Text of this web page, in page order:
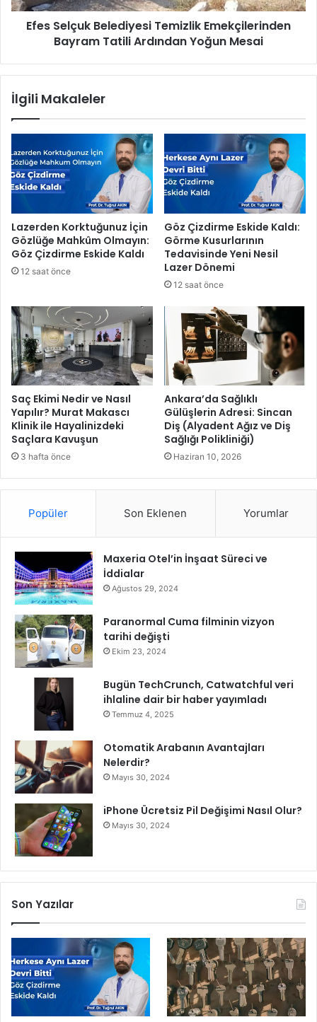
p
n
o
n
a
o
ğ
r
u
s
i
T
i
z
i
E
m
e
k
ç
i
l
e
r
i
n
a
m
T
a
n
d
a
n
o
ğ
u
n
M
e
Efes Selçuk Belediyesi Temizlik Emekçilerinden
Bayram Tatili Ardından Yoğun Mesai
İlgili Makaleler
Lazerden Korktuğunuz İçin
Gözlüğe Mahkûm Olmayın:
Göz Çizdirme Eskide Kaldı
12 saat önce
Göz Çizdirme Eskide Kaldı:
Görme Kusurlarının
Tedavisinde Yeni Nesil
Lazer Dönemi
12 saat önce
Saç Ekimi Nedir ve Nasıl
Yapılır? Murat Makascı
Klinik ile Hayalinizdeki
Saçlara Kavuşun
3 hafta önce
Ankara’da Sağlıklı
Gülüşlerin Adresi: Sincan
Diş (Alyadent Ağız ve Diş
Sağlığı Polikliniği)
Haziran 10, 2026
Popüler Son Eklenen Yorumlar
Maxeria Otel’in İnşaat Süreci ve
İddialar
Ağustos 29, 2024
Paranormal Cuma filminin vizyon
tarihi değişti
Ekim 23, 2024
Bugün TechCrunch, Catwatchful veri
ihlaline dair bir haber yayımladı
Temmuz 4, 2025
Otomatik Arabanın Avantajları
Nelerdir?
Mayıs 30, 2024
iPhone Ücretsiz Pil Değişimi Nasıl Olur?
Mayıs 30, 2024
Son Yazılar